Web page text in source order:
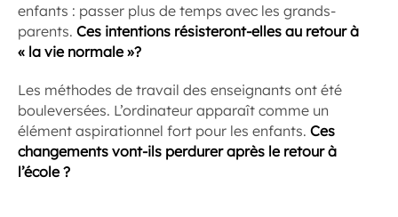
enfants : passer plus de temps avec les grands-
parents. Ces intentions résisteront-elles au retour à
« la vie normale »?
Les méthodes de travail des enseignants ont été
bouleversées. L’ordinateur apparaît comme un
élément aspirationnel fort pour les enfants. Ces
changements vont-ils perdurer après le retour à
l’école ?